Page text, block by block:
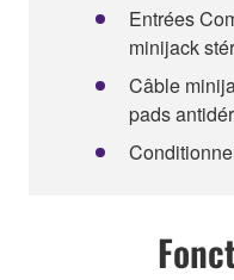
Entrées
minijack
Câble
pads